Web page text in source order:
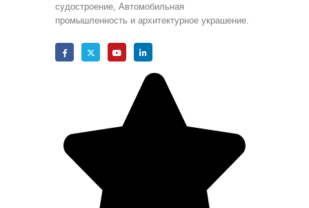
судостроение, Автомобильная
промышленность и архитектурное украшение.